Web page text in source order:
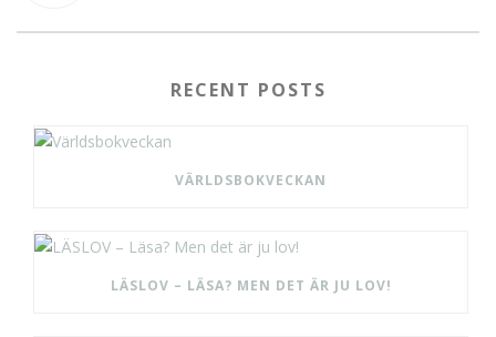
RECENT POSTS
VÄRLDSBOKVECKAN
LÄSLOV – LÄSA? MEN DET ÄR JU LOV!